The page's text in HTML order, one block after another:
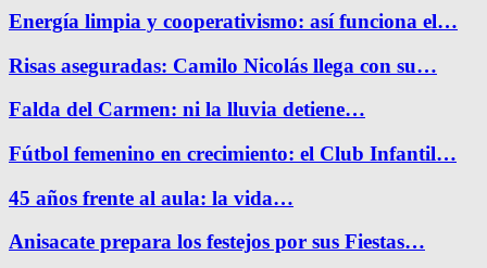
Energía limpia y cooperativismo: así funciona el…
Risas aseguradas: Camilo Nicolás llega con su…
Falda del Carmen: ni la lluvia detiene…
Fútbol femenino en crecimiento: el Club Infantil…
45 años frente al aula: la vida…
Anisacate prepara los festejos por sus Fiestas…